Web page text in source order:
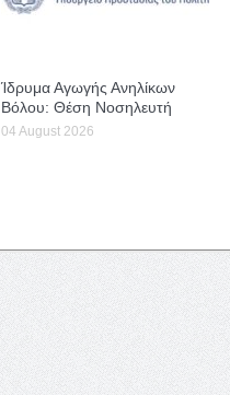
Ίδρυμα Αγωγής Ανηλίκων
Βόλου: Θέση Νοσηλευτή
04 August 2026